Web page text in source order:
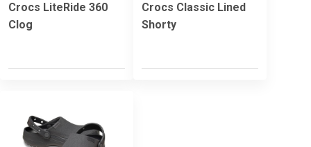
Crocs LiteRide 360
Clog
Crocs Classic Lined
Shorty